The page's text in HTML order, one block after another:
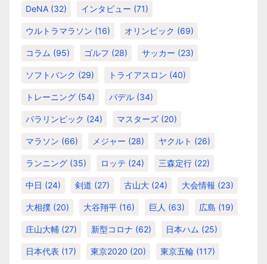
DeNA (32) インタビュー (71)
ウルトラマラソン (16) オリンピック (69)
コラム (95) ゴルフ (28) サッカー (23)
ソフトバンク (29) トライアスロン (40)
トレーニング (54) パデル (34)
パラリンピック (24) マスターズ (20)
マラソン (66) メジャー (28) ヤクルト (26)
ランニング (35) ロッテ (24) 三森定行 (22)
中日 (24) 剣道 (27) 古山大 (24) 大会情報 (23)
大相撲 (20) 大谷翔平 (16) 巨人 (63) 広島 (19)
庄山大輔 (27) 新型コロナ (62) 日本ハム (25)
日本代表 (17) 東京2020 (20) 東京五輪 (117)